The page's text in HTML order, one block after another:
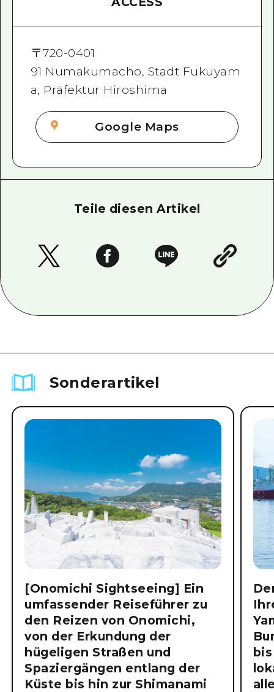
〒720-0401
91 Numakumacho, Stadt Fukuyam
a, Präfektur Hiroshima
Google Maps
Teile diesen Artikel
Sonderartikel
[Onomichi Sightseeing] Ein
umfassender Reiseführer zu
den Reizen von Onomichi,
von der Erkundung der
hügeligen Straßen und
Spaziergängen entlang der
Küste bis hin zur Shimanami